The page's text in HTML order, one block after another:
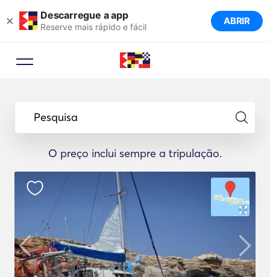
× Descarregue a app
Reserve mais rápido e fácil ABRIR
Pesquisa
O preço inclui sempre a tripulação.